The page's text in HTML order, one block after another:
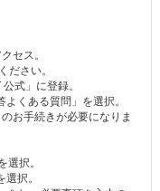
セス。
さい。
式」に登録。
くある質問」を選択。
お手続きが必要になりま
択。
択。